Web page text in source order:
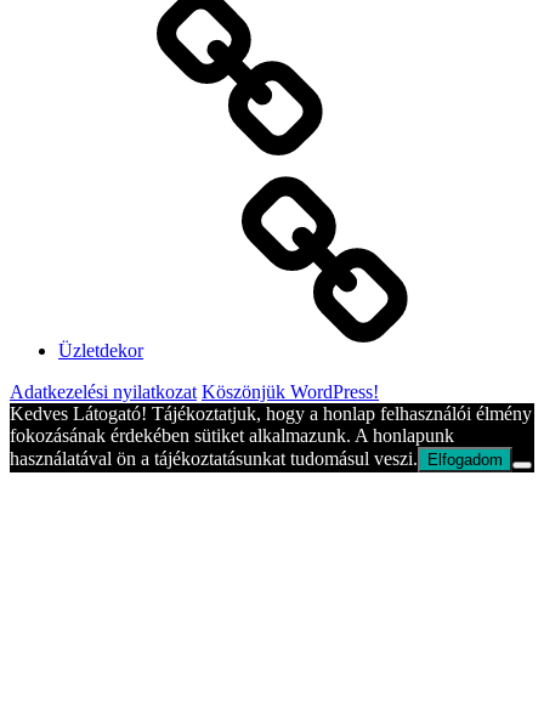
Üzletdekor
Adatkezelési nyilatkozat Köszönjük WordPress!
Kedves Látogató! Tájékoztatjuk, hogy a honlap felhasználói élmény
fokozásának érdekében sütiket alkalmazunk. A honlapunk
használatával ön a tájékoztatásunkat tudomásul veszi.
Elfogadom